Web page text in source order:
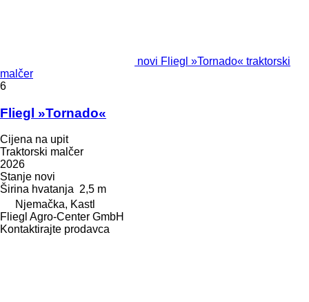
novi Fliegl »Tornado« traktorski
malčer
6
Fliegl »Tornado«
Cijena na upit
Traktorski malčer
2026
Stanje novi
Širina hvatanja 2,5 m
Njemačka, Kastl
Fliegl Agro-Center GmbH
Kontaktirajte prodavca